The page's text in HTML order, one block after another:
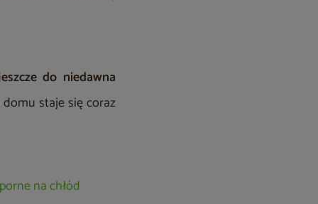
do niedawna
staje się coraz
na chłód